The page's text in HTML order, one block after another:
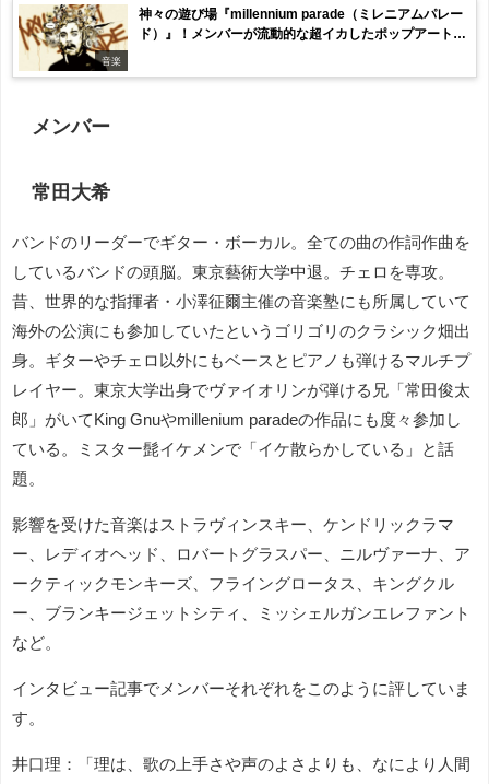
音楽
神々の遊び場『millennium parade（ミレニアムパレー
ド）』！メンバーが流動的な超イカしたポップアート集
メンバー
常田大希
バンドのリーダーでギター・ボーカル。全ての曲の作詞作曲を
しているバンドの頭脳。東京藝術大学中退。チェロを専攻。
昔、世界的な指揮者・小澤征爾主催の音楽塾にも所属していて
海外の公演にも参加していたというゴリゴリのクラシック畑出
身。ギターやチェロ以外にもベースとピアノも弾けるマルチプ
レイヤー。東京大学出身でヴァイオリンが弾ける兄「常田俊太
郎」がいてKing Gnuやmillenium paradeの作品にも度々参加し
ている。ミスター髭イケメンで「イケ散らかしている」と話
題。
影響を受けた音楽はストラヴィンスキー、ケンドリックラマ
ー、レディオヘッド、ロバートグラスパー、ニルヴァーナ、ア
ークティックモンキーズ、フライングロータス、キングクル
ー、ブランキージェットシティ、ミッシェルガンエレファント
など。
インタビュー記事でメンバーそれぞれをこのように評していま
す。
井口理：「理は、歌の上手さや声のよさよりも、なにより人間